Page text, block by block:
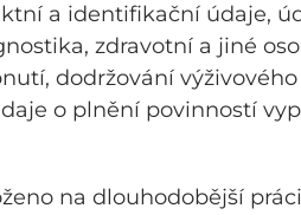
a identifikační údaje,
zdravotní a jiné
dodržování
o plnění povinností
na dlouhodobější